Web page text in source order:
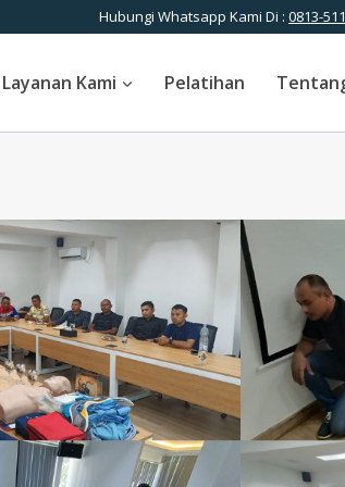
Hubungi Whatsapp Kami Di : 0813-
Layanan Kami Pelatihan